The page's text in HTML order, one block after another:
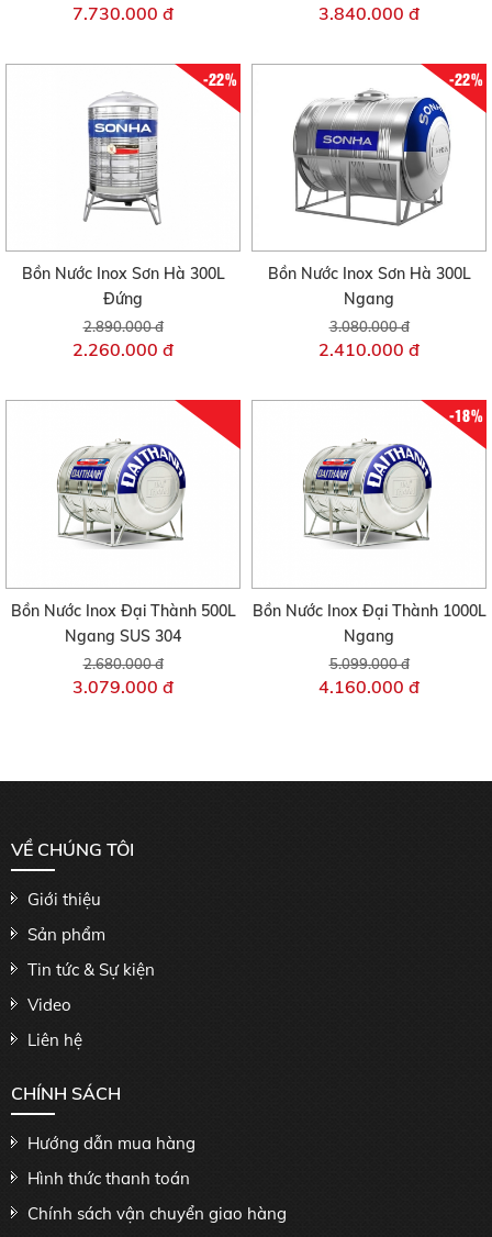
7.730.000 đ 3.840.000 đ
-22%
Bồn Nước Inox Sơn Hà 300L
Đứng
2.890.000 đ
2.260.000 đ
-22%
Bồn Nước Inox Sơn Hà 300L
Ngang
3.080.000 đ
2.410.000 đ
Bồn Nước Inox Đại Thành 500L
Ngang SUS 304
2.680.000 đ
3.079.000 đ
-18%
Bồn Nước Inox Đại Thành 1000L
Ngang
5.099.000 đ
4.160.000 đ
VỀ CHÚNG TÔI
Giới thiệu
Sản phẩm
Tin tức & Sự kiện
Video
Liên hệ
CHÍNH SÁCH
Hướng dẫn mua hàng
Hình thức thanh toán
Chính sách vận chuyển giao hàng